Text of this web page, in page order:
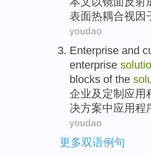
表面热耦合视因
youdao
Enterprise and
enterprise
blocks ofthe
企业及 定制 应用
决方案中应用程
youdao
更多双语例句